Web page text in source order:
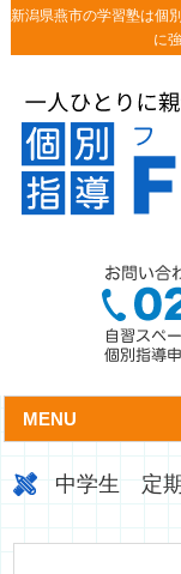
新潟県燕市の学習塾は個
に
MENU
中学生 定